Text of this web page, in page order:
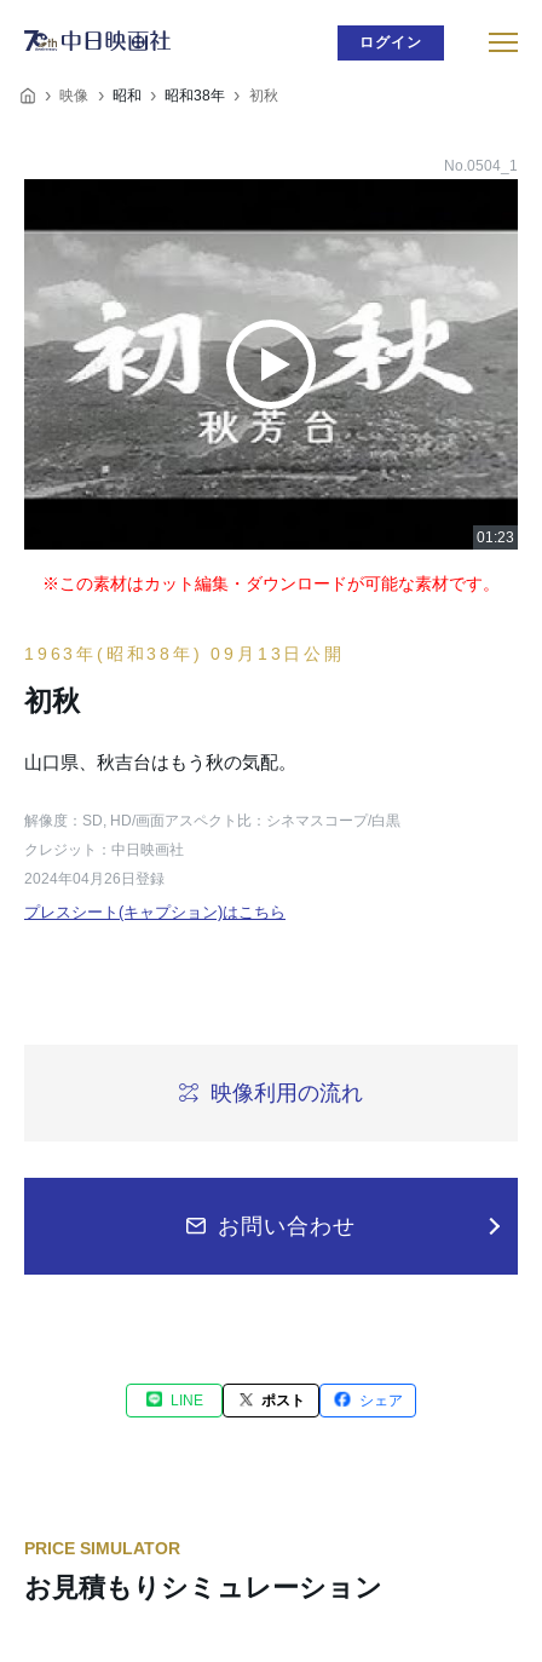
ログイン
映像 昭和 昭和38年 初秋
No.0504_1
※この素材はカット編集・ダウンロードが可能な素材です。
1963年(昭和38年) 09月13日公開
初秋
山口県、秋吉台はもう秋の気配。
解像度：SD, HD/画面アスペクト比：シネマスコープ/白黒
クレジット：中日映画社
2024年04月26日登録
プレスシート(キャプション)はこちら
映像利用の流れ
お問い合わせ
LINE ポスト シェア
PRICE SIMULATOR
お見積もりシミュレーション